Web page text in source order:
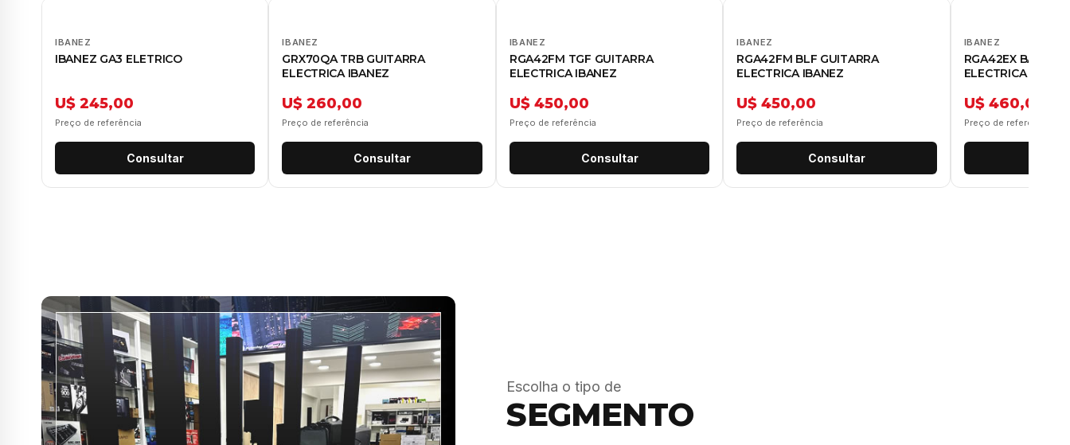
IBANEZ
IBANEZ GA3 ELETRICO
U$ 245,00
Preço de referência
Consultar
IBANEZ
GRX70QA TRB GUITARRA
ELECTRICA IBANEZ
U$ 260,00
Preço de referência
Consultar
IBANEZ
RGA42FM TGF GUITARRA
ELECTRICA IBANEZ
U$ 450,00
Preço de referência
Consultar
IBANEZ
RGA42FM BLF GUITARRA
ELECTRICA IBANEZ
U$ 450,00
Preço de referência
Consultar
IBANEZ
RGA42EX BAM
ELECTRICA
U$ 460,00
Preço de referência
Escolha o tipo de
SEGMENTO